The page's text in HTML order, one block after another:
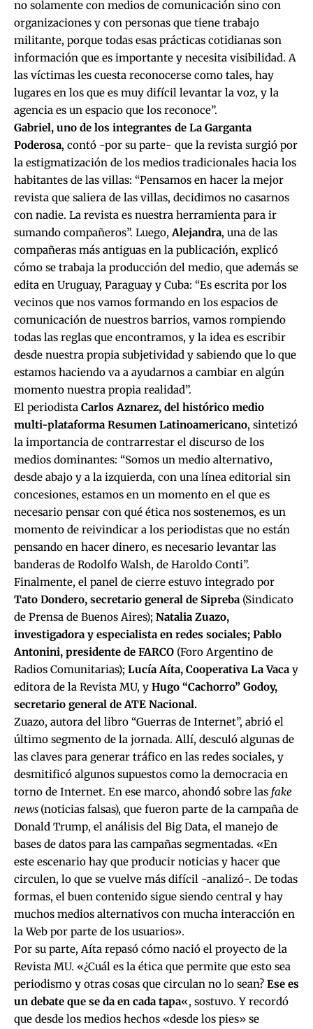
no solamente con medios de comunicación sino con
organizaciones y con personas que tiene trabajo
militante, porque todas esas prácticas cotidianas son
información que es importante y necesita visibilidad. A
las víctimas les cuesta reconocerse como tales, hay
lugares en los que es muy difícil levantar la voz, y la
agencia es un espacio que los reconoce”.
Gabriel, uno de los integrantes de La Garganta
Poderosa, contó -por su parte- que la revista surgió por
la estigmatización de los medios tradicionales hacia los
habitantes de las villas: “Pensamos en hacer la mejor
revista que saliera de las villas, decidimos no casarnos
con nadie. La revista es nuestra herramienta para ir
sumando compañeros”. Luego,Alejandra, una de las
compañeras más antiguas en la publicación, explicó
cómo se trabaja la producción del medio, que además se
edita en Uruguay, Paraguay y Cuba: “Es escrita por los
vecinos que nos vamos formando en los espacios de
comunicación de nuestros barrios, vamos rompiendo
todas las reglas que encontramos, y la idea es escribir
desde nuestra propia subjetividad y sabiendo que lo que
estamos haciendo va a ayudarnos a cambiar en algún
momento nuestra propia realidad”.
El periodista Carlos Aznarez, del histórico medio
multi-plataforma Resumen Latinoamericano, sintetizó
la importancia de contrarrestar el discurso de los
medios dominantes: “Somos un medio alternativo,
desde abajo y a la izquierda, con una línea editorial sin
concesiones, estamos en un momento en el que es
necesario pensar con qué ética nos sostenemos, es un
momento de reivindicar a los periodistas que no están
pensando en hacer dinero, es necesario levantar las
banderas de Rodolfo Walsh, de Haroldo Conti”.
Finalmente, el panel de cierre estuvo integrado por
Tato Dondero, secretario general de Sipreba (Sindicato
de Prensa de Buenos Aires); Natalia Zuazo,
investigadora y especialista en redes sociales; Pablo
Antonini, presidente de FARCO (Foro Argentino de
Radios Comunitarias); Lucía Aíta, Cooperativa La Vaca y
editora de la Revista MU, y Hugo “Cachorro” Godoy,
secretario general de ATE Nacional.
Zuazo, autora del libro “Guerras de Internet”, abrió el
último segmento de la jornada. Allí, desculó algunas de
las claves para generar tráfico en las redes sociales, y
desmitificó algunos supuestos como la democracia en
torno de Internet. En ese marco, ahondó sobre las fake
news (noticias falsas), que fueron parte de la campaña de
Donald Trump, el análisis del Big Data, el manejo de
bases de datos para las campañas segmentadas. «En
este escenario hay que producir noticias y hacer que
circulen, lo que se vuelve más difícil -analizó-. De todas
formas, el buen contenido sigue siendo central y hay
muchos medios alternativos con mucha interacción en
la Web por parte de los usuarios».
Por su parte, Aíta repasó cómo nació el proyecto de la
Revista MU. «¿Cuál es la ética que permite que esto sea
periodismo y otras cosas que circulan no lo sean? Ese es
un debate que se da en cada tapa«, sostuvo. Y recordó
que desde los medios hechos «desde los pies» se